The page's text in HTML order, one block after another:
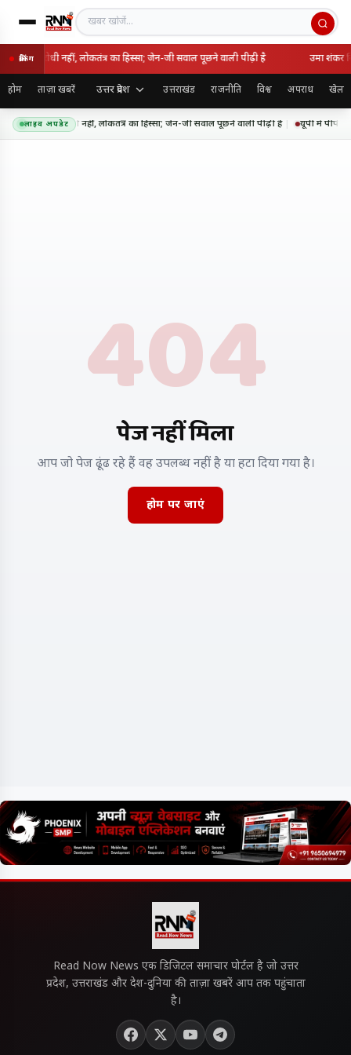
खबर खोजें
ब्रेकिंग
राष्ट्रविरोधी नहीं, लोकतंत्र का हिस्सा; जेन-जी सवाल पूछने वाली पीढ़ी है उमा शंकर
होम ताज़ा खबरें उत्तर प्रदेश उत्तराखंड राजनीति विश्व अपराध खेल
लाइव अपडेट
आंदोलन राष्ट्रविरोधी नहीं, लोकतंत्र का हिस्सा; जेन-जी सवाल पूछने वाली पीढ़ी है यूपी में
404
पेज नहीं मिला
आप जो पेज ढूंढ रहे हैं वह उपलब्ध नहीं है या हटा दिया गया है।
होम पर जाएं
Read Now News एक डिजिटल समाचार पोर्टल है जो उत्तर
प्रदेश, उत्तराखंड और देश-दुनिया की ताज़ा खबरें आप तक पहुंचाता
है।